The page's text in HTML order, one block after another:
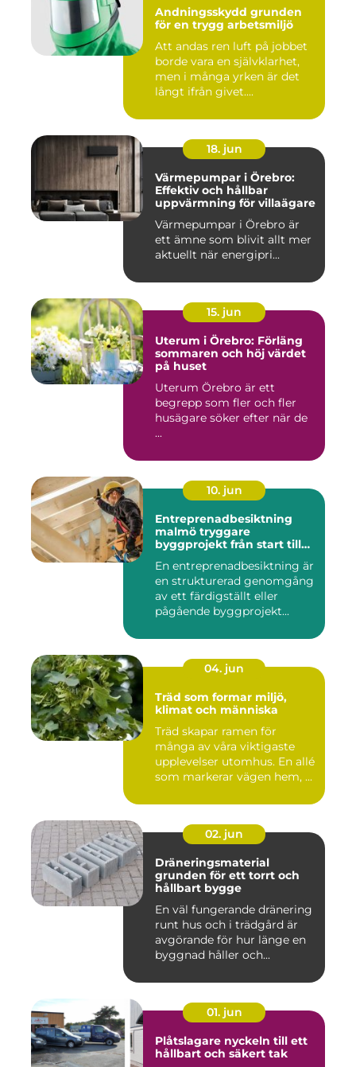
Andningsskydd grunden
för en trygg arbetsmiljö
Att andas ren luft på jobbet
borde vara en självklarhet,
men i många yrken är det
långt ifrån givet....
18. jun
Värmepumpar i Örebro:
Effektiv och hållbar
uppvärmning för villaägare
Värmepumpar i Örebro är
ett ämne som blivit allt mer
aktuellt när energipri...
15. jun
Uterum i Örebro: Förläng
sommaren och höj värdet
på huset
Uterum Örebro är ett
begrepp som fler och fler
husägare söker efter när de
...
10. jun
Entreprenadbesiktning
malmö tryggare
byggprojekt från start till
En entreprenadbesiktning är
en strukturerad genomgång
av ett färdigställt eller
pågående byggprojekt...
04. jun
Träd som formar miljö,
klimat och människa
Träd skapar ramen för
många av våra viktigaste
upplevelser utomhus. En allé
som markerar vägen hem, ...
02. jun
Dräneringsmaterial
grunden för ett torrt och
hållbart bygge
En väl fungerande dränering
runt hus och i trädgård är
avgörande för hur länge en
byggnad håller och...
01. jun
Plåtslagare nyckeln till ett
hållbart och säkert tak